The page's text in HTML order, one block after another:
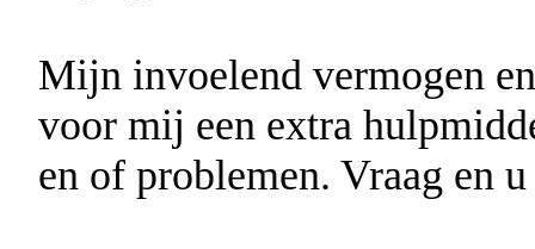
Mijn invoelend vermogen
voor mij een extra
en of problemen. Vraag en